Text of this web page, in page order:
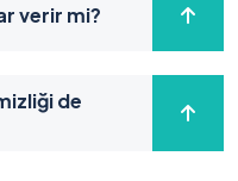
verir mi?
de